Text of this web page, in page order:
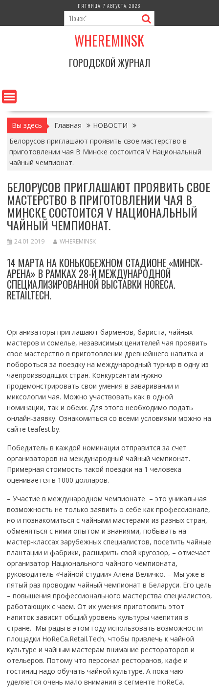
содержимому
ПЯТНИЦА, 7 АВГУСТА, 2026
WHEREMINSK
ГОРОДСКОЙ ЖУРНАЛ
Вы здесь Главная
НОВОСТИ
Белорусов приглашают проявить свое мастерство в
приготовлении чая В Минске состоится V Национальный
чайный чемпионат.
БЕЛОРУСОВ ПРИГЛАШАЮТ ПРОЯВИТЬ СВОЕ
МАСТЕРСТВО В ПРИГОТОВЛЕНИИ ЧАЯ В
МИНСКЕ СОСТОИТСЯ V НАЦИОНАЛЬНЫЙ
ЧАЙНЫЙ ЧЕМПИОНАТ.
24.01.2019 WHEREMINSK
14 МАРТА НА КОНЬКОБЕЖНОМ СТАДИОНЕ «МИНСК-
АРЕНА» В РАМКАХ 28-Й МЕЖДУНАРОДНОЙ
СПЕЦИАЛИЗИРОВАННОЙ ВЫСТАВКИ HORECA.
RETAILTECH.
Организаторы приглашают барменов, бариста, чайных
мастеров и сомелье, независимых ценителей чая проявить
свое мастерство в приготовлении древнейшего напитка и
побороться за поездку на международный турнир в одну из
чаепроизводящих стран. Конкурсантам нужно
продемонстрировать свои умения в заваривании и
миксологии чая. Можно участвовать как в одной
номинации, так и обеих. Для этого необходимо подать
онлайн-заявку. Ознакомиться со всеми условиями можно на
сайте teafest.by.
Победитель в каждой номинации отправится за счет
организаторов на международный чайный чемпионат.
Примерная стоимость такой поездки на 1 человека
оценивается в 1000 долларов.
– Участие в международном чемпионате – это уникальная
возможность не только заявить о себе как профессионале,
но и познакомиться с чайными мастерами из разных стран,
обменяться с ними опытом и знаниями, побывать на
мастер-классах зарубежных специалистов, посетить чайные
плантации и фабрики, расширить свой кругозор, – отмечает
организатор Национального чайного чемпионата,
руководитель «Чайной студии» Алена Величко. – Мы уже в
пятый раз проводим чайный чемпионат в Беларуси. Его цель
– повышения профессионального мастерства специалистов,
работающих с чаем. От их умения приготовить этот
напиток зависит общий уровень культуры чаепития в
стране. Мы рады в этом году использовать возможности
площадки HoReCa.Retail.Tech, чтобы привлечь к чайной
культуре и чайным мастерам внимание рестораторов и
отельеров. Потому что персонал ресторанов, кафе и
гостиниц надо обучать чайной культуре. А пока чаю
уделяется очень мало внимания в сегменте HoReCa.